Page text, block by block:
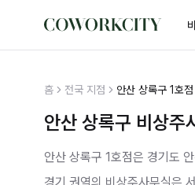
홈 전국 지점 안산 상록구 1호점
안산 상록구 비상주
안산 상록구 1호점은 경기도